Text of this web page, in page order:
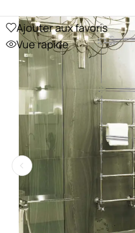
Ajouter aux favoris
Vue rapide